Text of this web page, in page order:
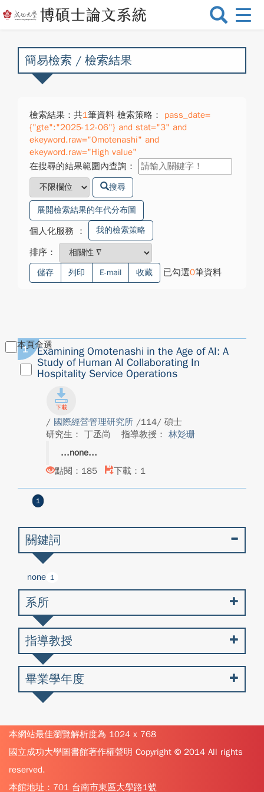
選
換
簡易檢索 / 檢索結果
檢索結果：共1筆資料 檢索策略：
pass_date=
{"gte":"2025-12-06"} and stat="3" and
ekeyword.raw="Omotenashi" and
ekeyword.raw="High value"
在搜尋的結果範圍內查詢：
搜尋
展開檢索結果的年代分布圖
個人化服務 ： 我的檢索策略
排序：
儲存 列印 E-mail 收藏 已勾選0筆資料
本頁全選
1
Examining Omotenashi in the Age of AI: A
Study of Human AI Collaborating In
Hospitality Service Operations
/ 國際經營管理研究所 /114/ 碩士
研究生： 丁丞尚
指導教授： 林彣珊
none
點閱：185
下載：1
1
關鍵詞
none 1
系所
指導教授
畢業學年度
本網站最佳瀏覽解析度為 1024 x 768
國立成功大學圖書館著作權聲明 Copyright © 2014 All rights
reserved.
本館地址：701 台南市東區大學路1號